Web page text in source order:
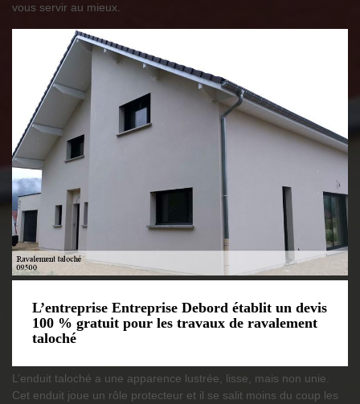
vous servir au mieux.
L’entreprise Entreprise Debord établit un devis
100 % gratuit pour les travaux de ravalement
taloché
L’enduit taloché a une apparence lustrée, lisse, mais non unie.
Cet enduit joue un rôle protecteur et il se salit moins du coup les